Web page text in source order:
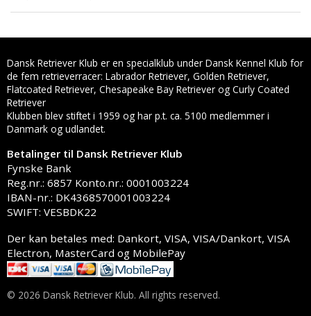
Dansk Retriever Klub er en specialklub under Dansk Kennel Klub for
de fem retrieverracer: Labrador Retriever, Golden Retriever,
Flatcoated Retriever, Chesapeake Bay Retriever og Curly Coated
Retriever
Klubben blev stiftet i 1959 og har p.t. ca. 5100 medlemmer i
Danmark og udlandet.
Betalinger til Dansk Retriever Klub
Fynske Bank
Reg.nr.: 6857 Konto.nr.: 0001003224
IBAN-nr.: DK4368570001003224
SWIFT: VESBDK22
Der kan betales med: Dankort, VISA, VISA/Dankort, VISA
Electron, MasterCard og MobilePay
© 2026 Dansk Retriever Klub. All rights reserved.